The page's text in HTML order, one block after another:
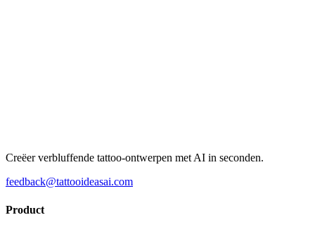
Creëer verbluffende tattoo-ontwerpen met AI in seconden.
feedback@tattooideasai.com
Product